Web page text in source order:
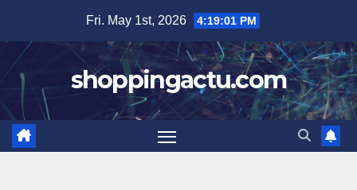
content
Fri. May 1st, 2026 4:19:02 PM
shoppingactu.com